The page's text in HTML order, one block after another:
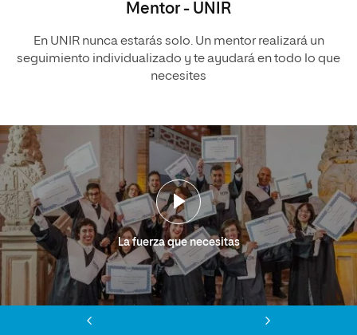
Mentor - UNIR
En UNIR nunca estarás solo. Un mentor realizará un
seguimiento individualizado y te ayudará en todo lo que
necesites
La fuerza que necesitas